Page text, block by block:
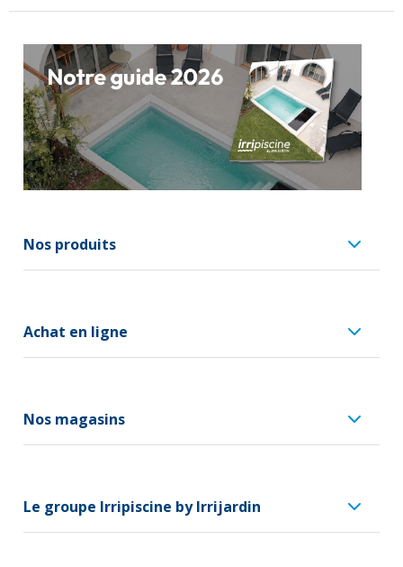
Nos produits
Achat en ligne
Nos magasins
Le groupe Irripiscine by Irrijardin